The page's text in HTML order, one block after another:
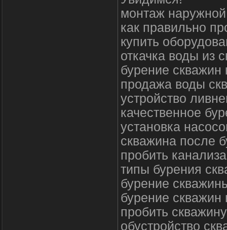
монтаж
как правильно
купить
откачка воды из
бурение скважин
продажа воды
устройство
качественное
установка
скважина после
пробить
типы бурения
бурение
бурение скважин
пробить
обустройство